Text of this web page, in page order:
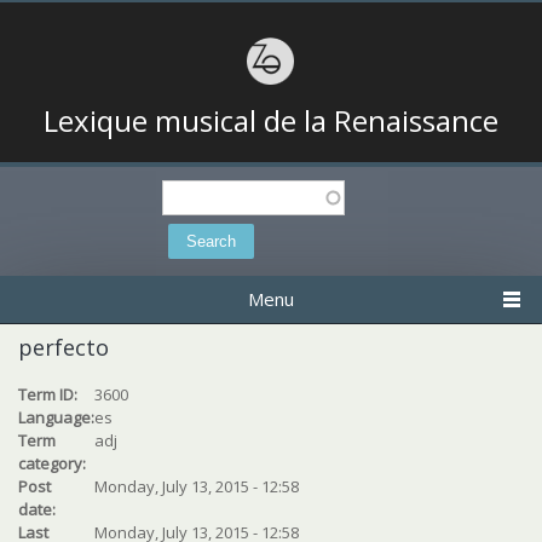
Lexique musical de la Renaissance
Search
Menu
perfecto
Term ID:
3600
Language:es
Term
category:
adj
Post
date:
Monday, July 13, 2015 - 12:58
Last
Monday, July 13, 2015 - 12:58